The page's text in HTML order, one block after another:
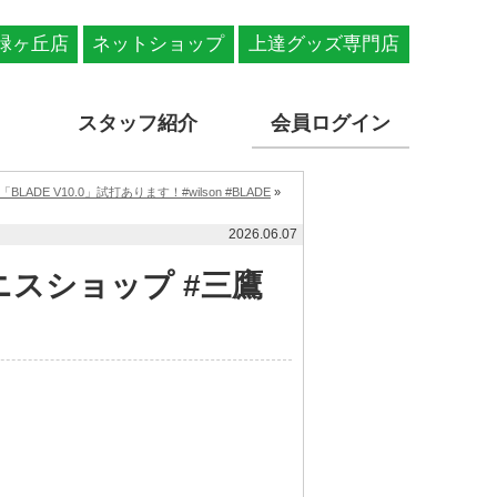
ヶ丘店 ネットショップ 上達グッズ専門店
スタッフ紹介 会員ログイン
BLADE V10.0」試打あります！#wilson #BLADE »
2026.06.07
ショップ #三鷹